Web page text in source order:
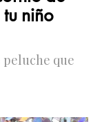
niño
peluche que